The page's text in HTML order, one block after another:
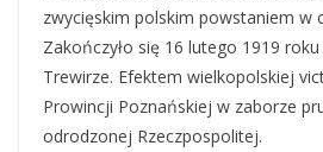
zwycięskim polskim powstaniem w
Zakończyło się 16 lutego 1919
Trewirze. Efektem wielkopolskiej
Prowincji Poznańskiej w zaborze
odrodzonej Rzeczpospolitej.